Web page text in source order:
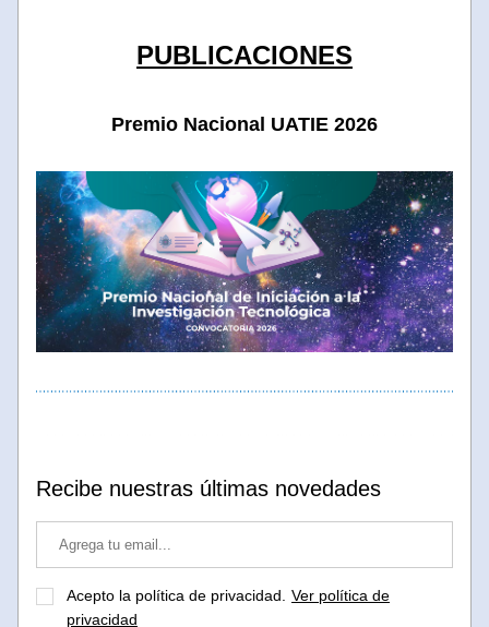
PUBLICACIONES
Premio Nacional UATIE 2026
Recibe nuestras últimas novedades
Acepto la política de privacidad.
Ver política de
privacidad